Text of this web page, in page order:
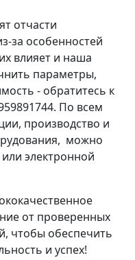
отчасти
за особенностей
влияет и наша
параметры,
- обратитесь к
По всем
производство и
можно
электронной
от проверенных
чтобы обеспечить
и успех!